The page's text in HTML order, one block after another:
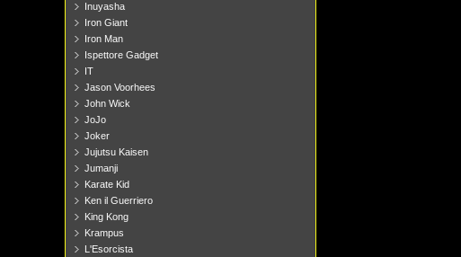
Inuyasha
Iron Giant
Iron Man
Ispettore Gadget
IT
Jason Voorhees
John Wick
JoJo
Joker
Jujutsu Kaisen
Jumanji
Karate Kid
Ken il Guerriero
King Kong
Krampus
L'Esorcista